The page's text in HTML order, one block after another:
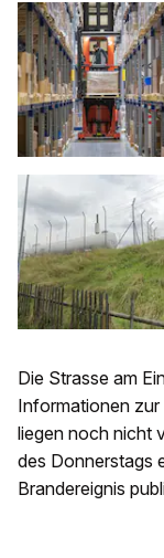
Die Strasse am
Informationen
liegen noch nicht
des Donnerstags
Brandereignis